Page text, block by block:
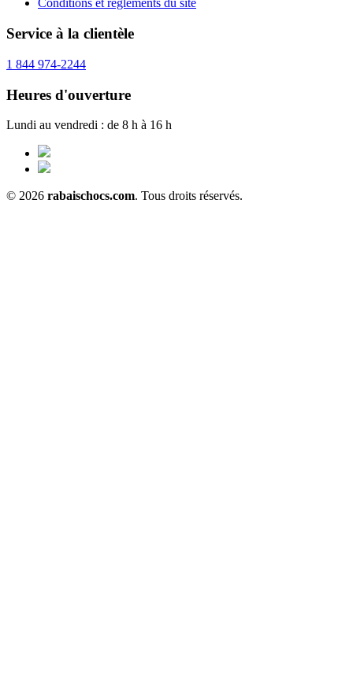
Conditions et règlements du site
Service à la clientèle
1 844 974-2244
Heures d'ouverture
Lundi au vendredi : de 8 h à 16 h
© 2026 rabaischocs.com. Tous droits réservés.